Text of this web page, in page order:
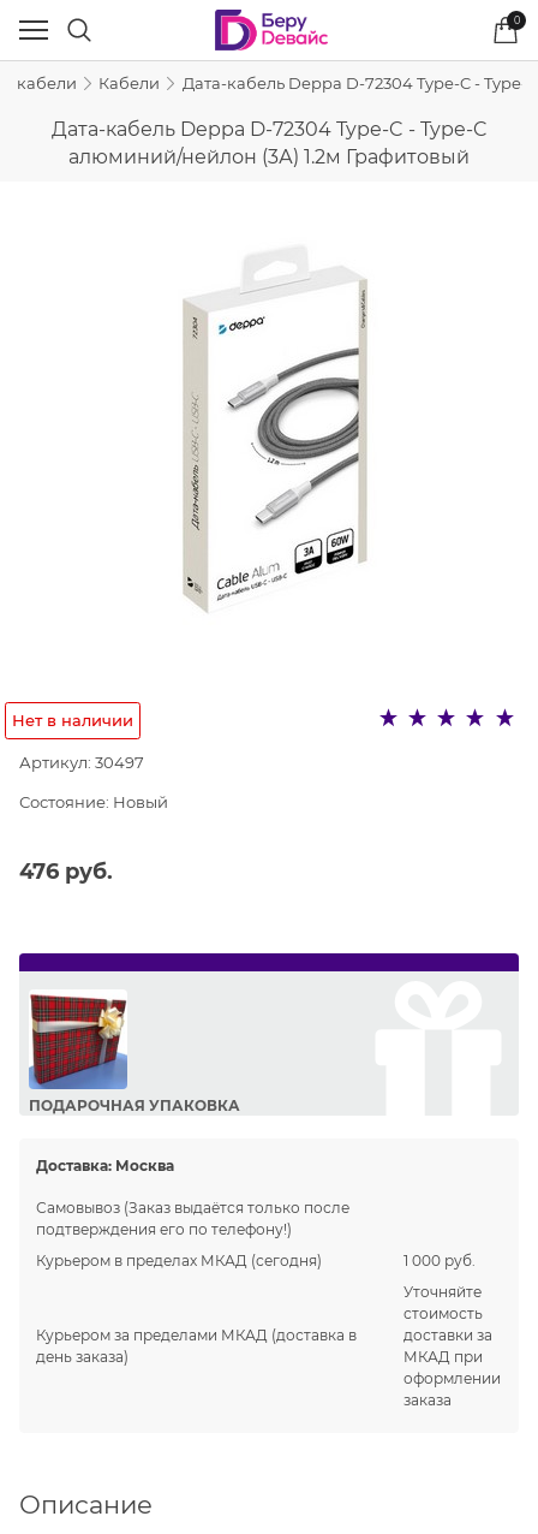
0
кабели Кабели Дата-кабель Deppa D-72304 Type-C -
Дата-кабель Deppa D-72304 Type-C - Type-C
алюминий/нейлон (3А) 1.2м Графитовый
Нет в наличии
Артикул: 30497
Состояние: Новый
476 руб.
ПОДАРОЧНАЯ УПАКОВКА
Доставка: Москва
Самовывоз (Заказ выдаётся только после
подтверждения его по телефону!)
Курьером в пределах МКАД (сегодня) 1 000 руб.
Курьером за пределами МКАД (доставка в
день заказа)
Уточняйте
стоимость
доставки за
МКАД при
оформлении
заказа
Описание